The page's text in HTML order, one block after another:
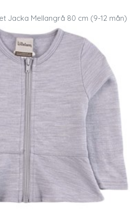
Jacka Mellangrå 80 cm (9-12 mån)